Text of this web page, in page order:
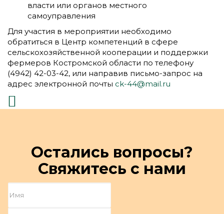
власти или органов местного
самоуправления
Для участия в мероприятии необходимо
обратиться в Центр компетенций в сфере
сельскохозяйственной кооперации и поддержки
фермеров Костромской области по телефону
(4942) 42-03-42, или направив письмо-запрос на
адрес электронной почты ck-44@mail.ru
Остались вопросы?
Свяжитесь с нами